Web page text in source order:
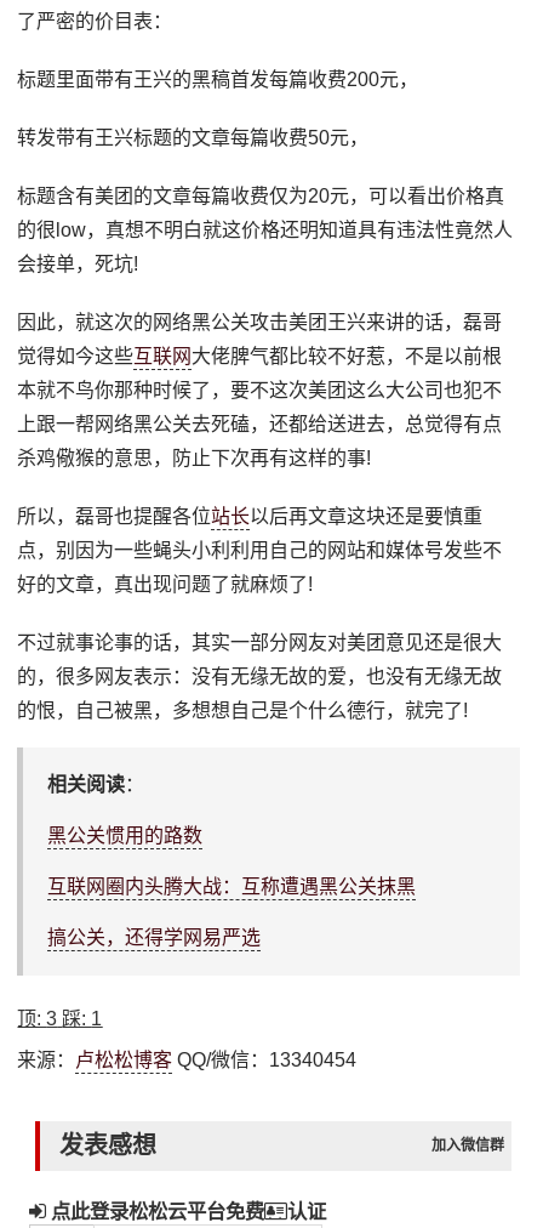
了严密的价目表：
标题里面带有王兴的黑稿首发每篇收费200元，
转发带有王兴标题的文章每篇收费50元，
标题含有美团的文章每篇收费仅为20元，可以看出价格真
的很low，真想不明白就这价格还明知道具有违法性竟然人
会接单，死坑!
因此，就这次的网络黑公关攻击美团王兴来讲的话，磊哥
觉得如今这些互联网 大佬脾气都比较不好惹，不是以前根
本就不鸟你那种时候了，要不这次美团这么大公司也犯不
上跟一帮网络黑公关去死磕，还都给送进去，总觉得有点
杀鸡儆猴的意思，防止下次再有这样的事!
所以，磊哥也提醒各位站长以后再文章这块还是要慎重
点，别因为一些蝇头小利利用自己的网站和媒体号发些不
好的文章，真出现问题了就麻烦了!
不过就事论事的话，其实一部分网友对美团意见还是很大
的，很多网友表示：没有无缘无故的爱，也没有无缘无故
的恨，自己被黑，多想想自己是个什么德行，就完了!
相关阅读：
黑公关惯用的路数
互联网圈内头腾大战：互称遭遇黑公关抹黑
搞公关，还得学网易严选
顶:3 踩: 1
来源： 卢松松博客 QQ/微信：13340454
发表感想 加入微信群
点此登录松松云平台免费 认证